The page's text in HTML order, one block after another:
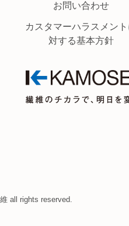
お問い合わせ
カスタマーハラスメント
対する基本方針
all rights reserved.